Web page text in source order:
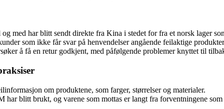
med har blitt sendt direkte fra Kina i stedet for fra et norsk lager
som ikke får svar på henvendelser angående feilaktige
å få en retur godkjent, med påfølgende problemer knyttet til
om produktene, som farger, størrelser og materialer.
blitt brukt, og varene som mottas er langt fra forventningene